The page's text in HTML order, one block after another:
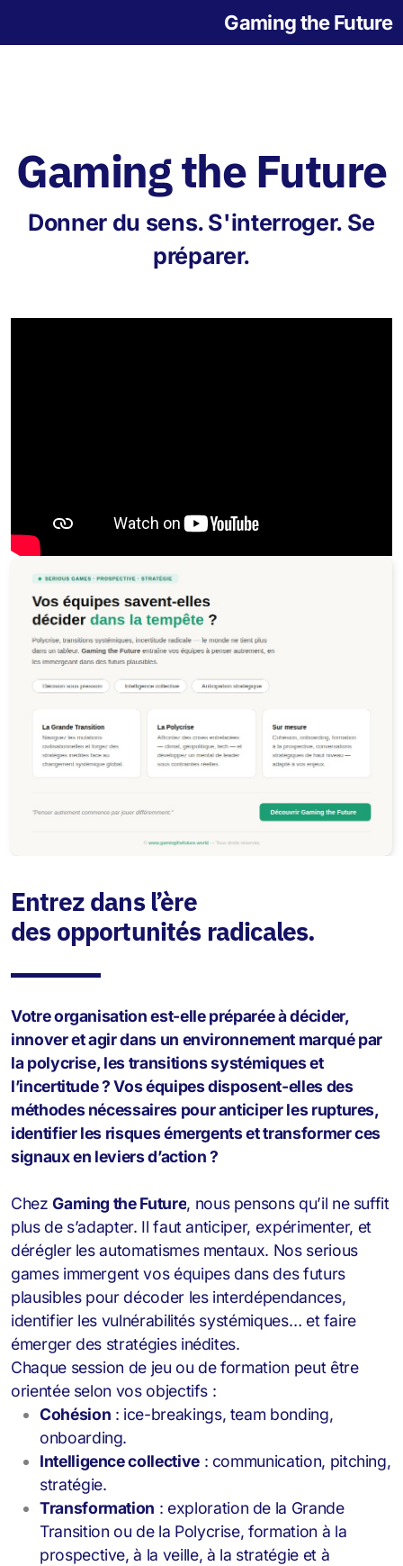
Gaming the Future
Gaming the Future
Donner du sens. S'interroger. Se
préparer.
Entrez dans l’ère
des opportunités radicales.
Votre organisation est-elle préparée à décider,
innover et agir dans un environnement marqué par
la polycrise, les transitions systémiques et
l’incertitude ? Vos équipes disposent-elles des
méthodes nécessaires pour anticiper les ruptures,
identifier les risques émergents et transformer ces
signaux en leviers d’action ?
ChezGaming the Future, nous pensons qu’il ne suffit
plus de s’adapter. Il faut anticiper, expérimenter, et
dérégler les automatismes mentaux. Nos serious
games immergent vos équipes dans des futurs
plausibles pour décoder les interdépendances,
identifier les vulnérabilités systémiques… et faire
émerger des stratégies inédites.
Chaque session de jeu ou de formation peut être
orientée selon vos objectifs :
Cohésion : ice-breakings, team bonding,
onboarding.
Intelligence collective: communication, pitching,
stratégie.
Transformation : exploration de la Grande
Transition ou de la Polycrise, formation à la
prospective, à la veille, à la stratégie et à
L'origine des jeux